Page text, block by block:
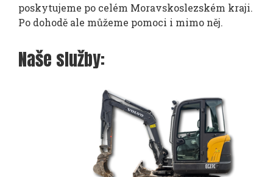
poskytujeme po celém Moravskoslezském kraji.
Po dohodě ale můžeme pomoci i mimo něj.
Naše služby: